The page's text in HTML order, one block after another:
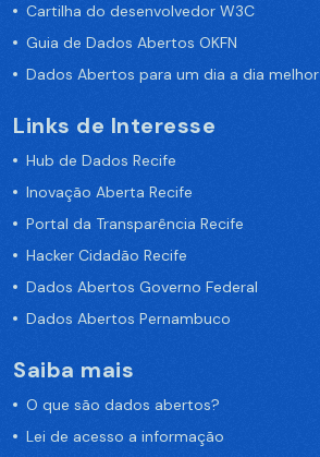
Cartilha do desenvolvedor W3C
Guia de Dados Abertos OKFN
Dados Abertos para um dia a dia melhor
Links de Interesse
Hub de Dados Recife
Inovação Aberta Recife
Portal da Transparência Recife
Hacker Cidadão Recife
Dados Abertos Governo Federal
Dados Abertos Pernambuco
Saiba mais
O que são dados abertos?
Lei de acesso a informação